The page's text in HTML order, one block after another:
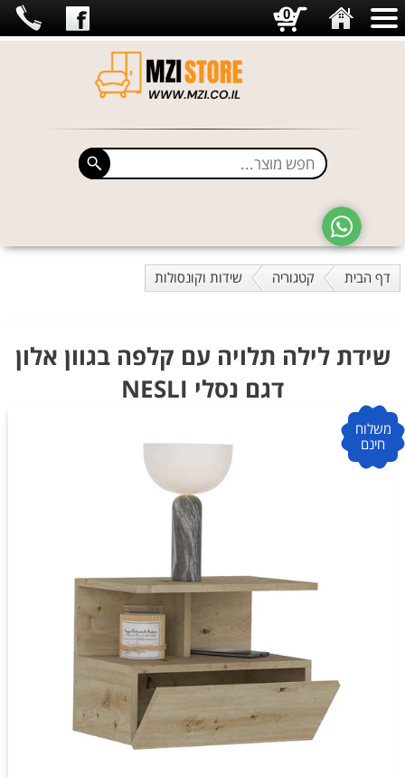
דף הבית קטגוריה שידות וקונסולות
שידת לילה תלויה עם קלפה בגוון אלון
דגם נסלי NESLI
משלוח
חינם
0